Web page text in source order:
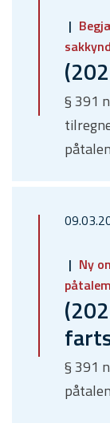
§ 391
Ny
§ 391